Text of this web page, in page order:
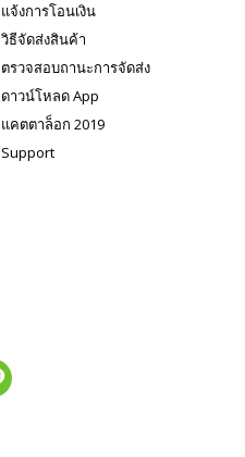
แจ้งการโอนเงิน
วิธีจัดส่งสินค้า
ตรวจสอบถานะการจัดส่ง
ดาวน์โหลด App
แคตตาล็อก 2019
Support